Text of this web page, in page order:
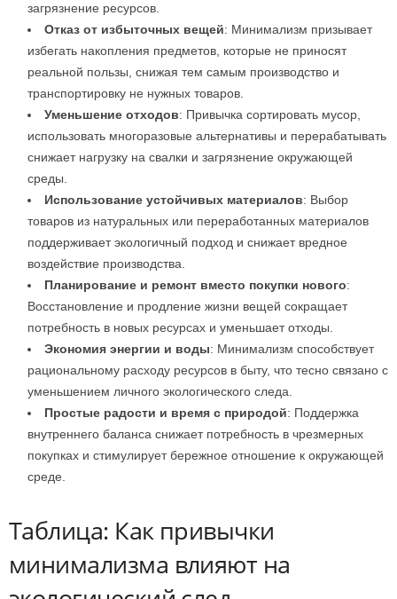
загрязнение ресурсов.
Отказ от избыточных вещей: Минимализм призывает
избегать накопления предметов, которые не приносят
реальной пользы, снижая тем самым производство и
транспортировку не нужных товаров.
Уменьшение отходов: Привычка сортировать мусор,
использовать многоразовые альтернативы и перерабатывать
снижает нагрузку на свалки и загрязнение окружающей
среды.
Использование устойчивых материалов: Выбор
товаров из натуральных или переработанных материалов
поддерживает экологичный подход и снижает вредное
воздействие производства.
Планирование и ремонт вместо покупки нового:
Восстановление и продление жизни вещей сокращает
потребность в новых ресурсах и уменьшает отходы.
Экономия энергии и воды: Минимализм способствует
рациональному расходу ресурсов в быту, что тесно связано с
уменьшением личного экологического следа.
Простые радости и время с природой: Поддержка
внутреннего баланса снижает потребность в чрезмерных
покупках и стимулирует бережное отношение к окружающей
среде.
Таблица: Как привычки
минимализма влияют на